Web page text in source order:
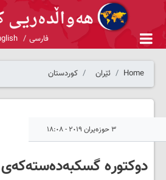
فارسی
Home ئێران کوردستان
٣ حوزەیران ٢٠١٩ - ١٨:٠٨
دوکتورە